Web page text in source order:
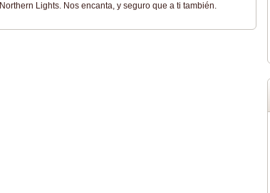
Lights. Nos encanta, y seguro que a ti también.